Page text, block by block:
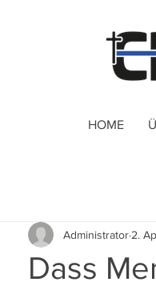
HOME
Dass
Administrator 2.